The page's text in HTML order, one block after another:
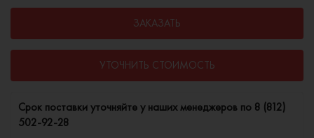
ЗАКАЗАТЬ
УТОЧНИТЬ СТОИМОСТЬ
Cрок поставки уточняйте у наших менеджеров по 8 (812)
502-92-28